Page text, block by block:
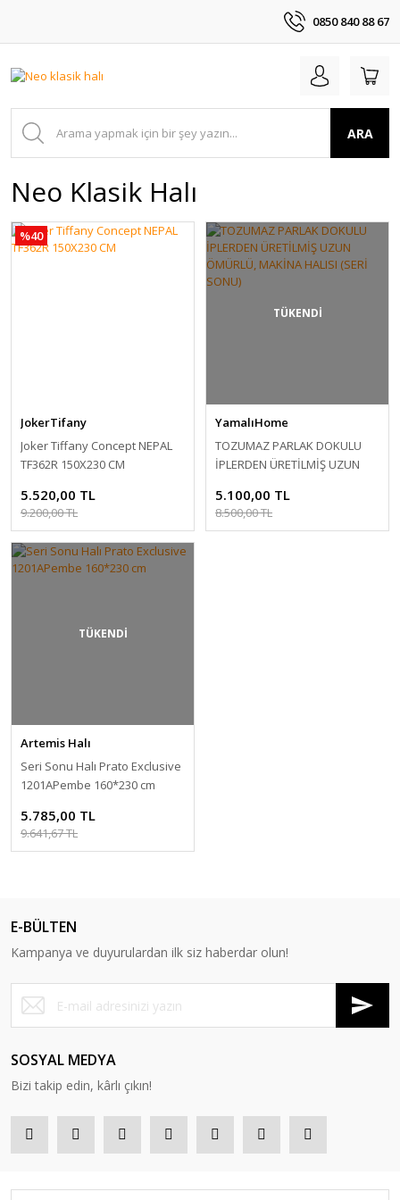
0850 840 88 67
ARA
Neo Klasik Halı
%40
JokerTifany
Joker Tiffany Concept NEPAL
TF362R 150X230 CM
5.520,00 TL
9.200,00 TL
TÜKENDİ
YamalıHome
TOZUMAZ PARLAK DOKULU
İPLERDEN ÜRETİLMİŞ UZUN
SONU)
5.100,00 TL
8.500,00 TL
TÜKENDİ
Artemis Halı
Seri Sonu Halı Prato Exclusive
1201APembe 160*230 cm
5.785,00 TL
9.641,67 TL
E-BÜLTEN
Kampanya ve duyurulardan ilk siz haberdar olun!
SOSYAL MEDYA
Bizi takip edin, kârlı çıkın!